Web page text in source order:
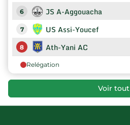
6 JS A-Aggouacha
7 US Assi-Youcef
8 Ath-Yani AC
Relégation
Voir tout